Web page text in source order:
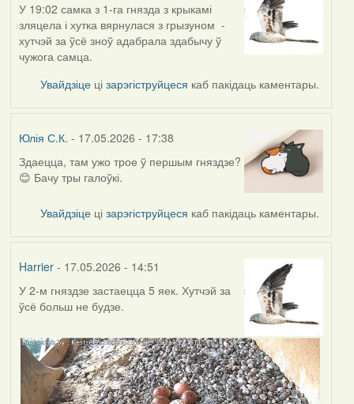
У 19:02 самка з 1-га гнязда з крыкамі
зляцела і хутка вярнулася з грызуном -
хутчэй за ўсё зноў адабрала здабычу ў
чужога самца.
Увайдзіце цізарэгіструйцеся каб пакідаць каментары.
Юлія С.К. - 17.05.2026 - 17:38
Здаецца, там ужо трое ў першым гняздзе?
😊 Бачу тры галоўкі.
Увайдзіце цізарэгіструйцеся каб пакідаць каментары.
Harrier- 17.05.2026 - 14:51
У 2-м гняздзе застаецца 5 яек. Хутчэй за
ўсё больш не будзе.